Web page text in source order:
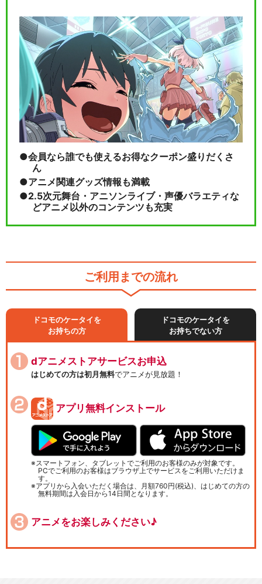
会員なら誰でも使えるお得なクーポン盛りだくさ
ん
アニメ関連グッズ情報も満載
2.5次元舞台・アニソンライブ・声優バラエティな
どアニメ以外のコンテンツも充実
ご利用までの流れ
ドコモのケータイを
お持ちの方
ドコモのケータイを
お持ちでない方
dアニメストアサービスお申込
はじめての方は初月無料でアニメが見放題！
アプリ無料インストール
スマートフォン、タブレットでご利用のお客様のみが対象です。
PCでご利用のお客様はブラウザ上でサービスをご利用いただけま
す。
アプリから入会いただく場合は、月額760円(税込)、はじめての方の
無料期間は入会日から14日間となります。
アニメをお楽しみください♪